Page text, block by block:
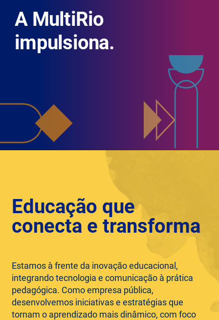
A MultiRio
impulsiona.
Educação que
conecta e transforma
Estamos à frente da inovação educacional,
integrando tecnologia e comunicação à prática
pedagógica. Como empresa pública,
desenvolvemos iniciativas e estratégias que
tornam o aprendizado mais dinâmico, com foco